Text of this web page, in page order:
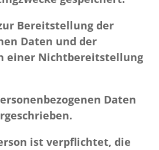
Bereitstellung der
Daten und der
einer Nichtbereitstellung
Daten
ist verpflichtet, die